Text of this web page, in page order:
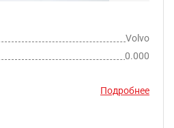
Volvo
0.000
Подробнее